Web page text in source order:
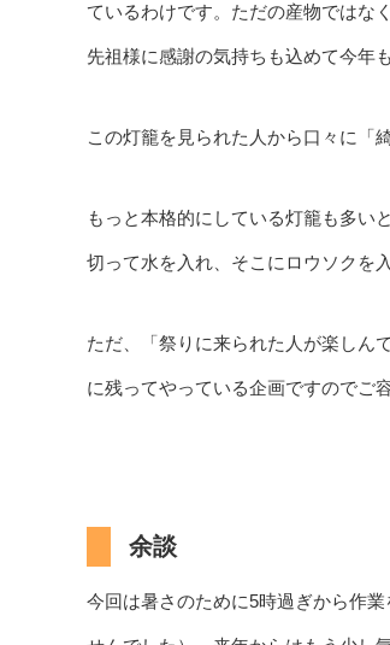
ているわけです。ただの産物ではな
先祖様に感謝の気持ちも込めて今年
この灯籠を見られた人から口々に「
もっと本格的にしている灯籠も多い
切って水を入れ、そこにロウソクを
ただ、「祭りに来られた人が楽しん
に残ってやっている企画ですのでご
余談
今回は暑さのために5時過ぎから作